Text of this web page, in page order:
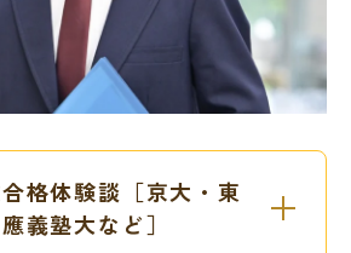
格体験談［京大・東
義塾大など］